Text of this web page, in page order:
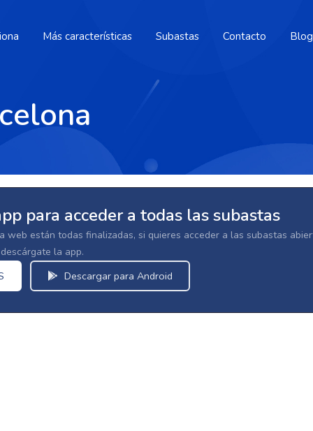
Más características Subastas Contacto Blog
para acceder a todas las subastas
web están todas finalizadas, si quieres acceder a las subastas
descárgate la app.
Descargar para Android